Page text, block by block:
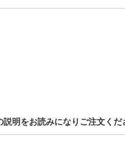
明をお読みになりご注文くだ